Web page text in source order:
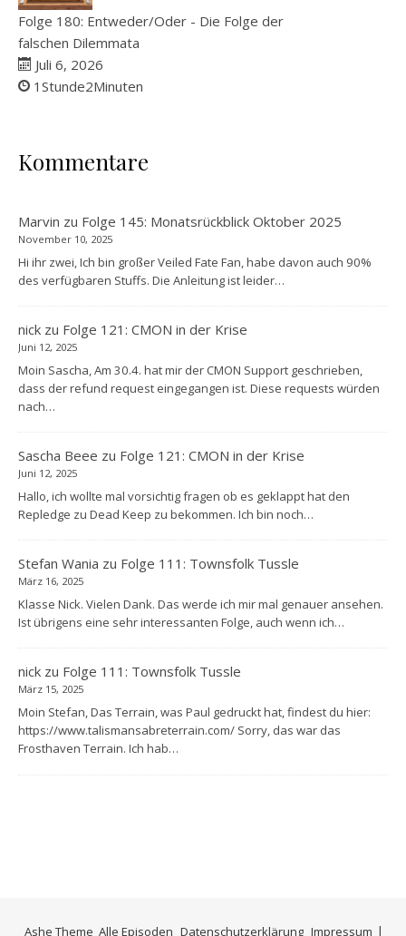
Folge 180: Entweder/Oder - Die Folge der
falschen Dilemmata
Juli 6, 2026
1Stunde2Minuten
Kommentare
Marvin zu Folge 145: Monatsrückblick Oktober 2025
November 10, 2025
Hi ihr zwei, Ich bin großer Veiled Fate Fan, habe davon auch 90%
des verfügbaren Stuffs. Die Anleitung ist leider…
nick zu Folge 121: CMON in der Krise
Juni 12, 2025
Moin Sascha, Am 30.4. hat mir der CMON Support geschrieben,
dass der refund request eingegangen ist. Diese requests würden
nach…
Sascha Beee zu Folge 121: CMON in der Krise
Juni 12, 2025
Hallo, ich wollte mal vorsichtig fragen ob es geklappt hat den
Repledge zu Dead Keep zu bekommen. Ich bin noch…
Stefan Wania zu Folge 111: Townsfolk Tussle
März 16, 2025
Klasse Nick. Vielen Dank. Das werde ich mir mal genauer ansehen.
Ist übrigens eine sehr interessanten Folge, auch wenn ich…
nick zu Folge 111: Townsfolk Tussle
März 15, 2025
Moin Stefan, Das Terrain, was Paul gedruckt hat, findest du hier:
https://www.talismansabreterrain.com/ Sorry, das war das
Frosthaven Terrain. Ich hab…
Alle Episoden Datenschutzerklärung Impressum
Ashe Theme